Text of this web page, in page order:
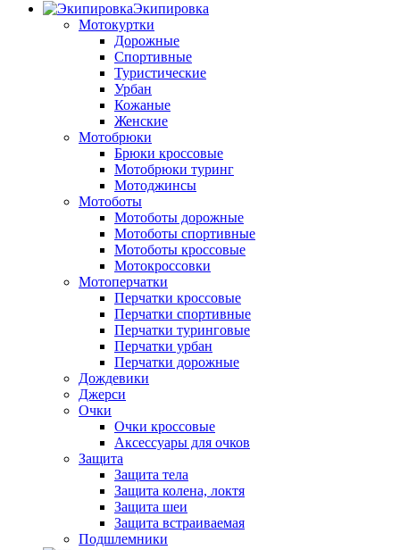
Экипировка
Мотокуртки
Дорожные
Спортивные
Туристические
Урбан
Кожаные
Женские
Мотобрюки
Брюки кроссовые
Мотобрюки туринг
Мотоджинсы
Мотоботы
Мотоботы дорожные
Мотоботы спортивные
Мотоботы кроссовые
Мотокроссовки
Мотоперчатки
Перчатки кроссовые
Перчатки спортивные
Перчатки туринговые
Перчатки урбан
Перчатки дорожные
Дождевики
Джерси
Очки
Очки кроссовые
Аксессуары для очков
Защита
Защита тела
Защита колена, локтя
Защита шеи
Защита встраиваемая
Подшлемники